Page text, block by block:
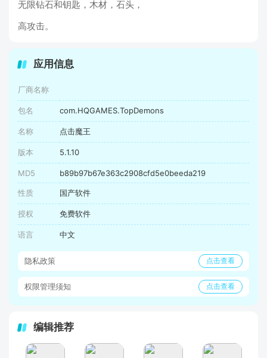
无限钻石和钥匙，木材，石头，
高攻击。
应用信息
厂商名称
包名 com.HQGAMES.TopDemons
名称 点击魔王
版本 5.1.10
MD5 b89b97b67e363c2908cfd5e0beeda219
性质 国产软件
授权 免费软件
语言 中文
隐私政策 点击查看
权限管理须知 点击查看
编辑推荐